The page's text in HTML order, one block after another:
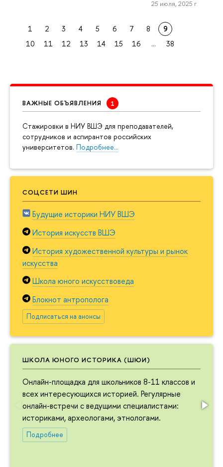
ВАЖНЫЕ ОБЪЯВЛЕНИЯ
Cтажировки в НИУ ВШЭ для преподавателей,
сотрудников и аспирантов российских
университетов. Подробнее…
СОЦСЕТИ ШИН
Будущие историки НИУ ВШЭ
История искусств ВШЭ
История художественной культуры и рынок
искусства
Школа юного искусствоведа
Блокнот антрополога
Подписаться на анонсы
ШКОЛА ЮНОГО ИСТОРИКА (ШЮИ)
Онлайн-площадка для школьников 8-11 классов и
всех интересующихся историей. Регулярные
онлайн-встречи с ведущими специалистами:
историками, археологами, этнологами.
Подробнее
25 июля, 2025 г.
1 2 3 4 5 6 7 8
9
10
11 12 13 14 15 16 ... 38